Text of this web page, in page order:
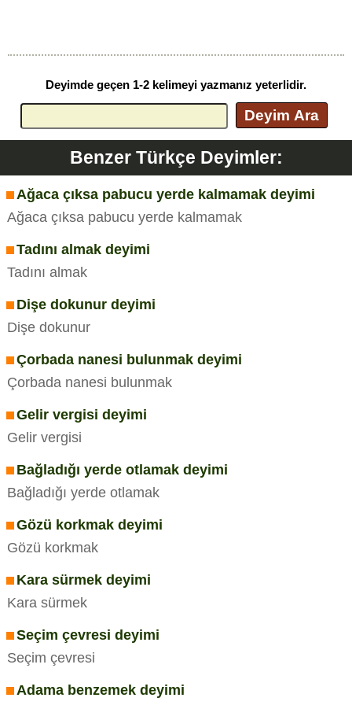
Deyimde geçen 1-2 kelimeyi yazmanız yeterlidir.
Deyim Ara
Benzer Türkçe Deyimler:
Ağaca çıksa pabucu yerde kalmamak deyimi
Ağaca çıksa pabucu yerde kalmamak
Tadını almak deyimi
Tadını almak
Dişe dokunur deyimi
Dişe dokunur
Çorbada nanesi bulunmak deyimi
Çorbada nanesi bulunmak
Gelir vergisi deyimi
Gelir vergisi
Bağladığı yerde otlamak deyimi
Bağladığı yerde otlamak
Gözü korkmak deyimi
Gözü korkmak
Kara sürmek deyimi
Kara sürmek
Seçim çevresi deyimi
Seçim çevresi
Adama benzemek deyimi